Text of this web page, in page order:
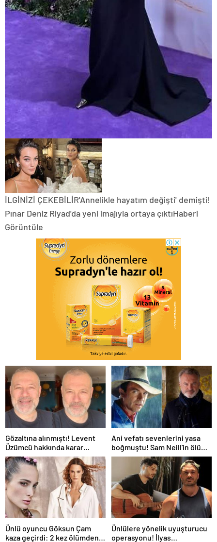
İLGİNİZİ ÇEKEBİLİR'Annelikle hayatım değişti' demişti!
Pınar Deniz Riyad'da yeni imajıyla ortaya çıktıHaberi
Görüntüle
Gözaltına alınmıştı! Levent
Üzümcü hakkında karar
verildi
Ani vefatı sevenlerini yasa
boğmuştu! Sam Neill'in ölüm
nedeni belli oldu
Ünlü oyuncu Göksun Çam
kaza geçirdi: 2 kez ölümden
Ünlülere yönelik uyuşturucu
operasyonu! İlyas